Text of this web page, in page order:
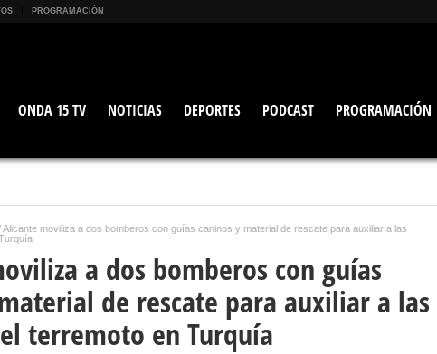
PROGRAMACIÓN
ONDA 15 TV NOTICIAS DEPORTES PODCAST PROGRAMACIÓN
Alicante moviliza a dos bomberos con guías caninos y material de rescate para auxiliar a las
a dos bomberos con guías
de rescate para auxiliar a las
terremoto en Turquía